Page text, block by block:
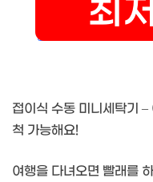
접이식 수동 미니세탁기 –
척 가능해요!
여행을 다녀오면 빨래를